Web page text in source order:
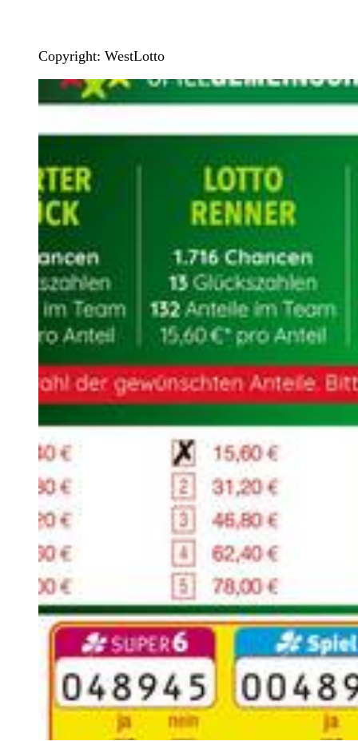
Copyright: WestLotto